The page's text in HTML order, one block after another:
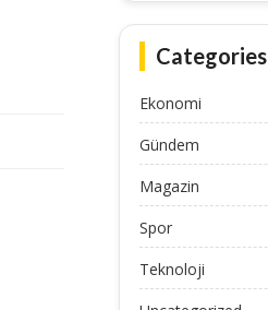
Categories
Ekonomi
Gündem
Magazin
Spor
Teknoloji